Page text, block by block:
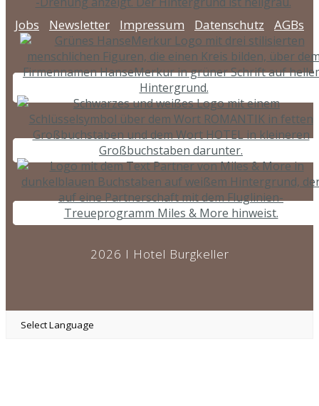
Jobs Newsletter Impressum Datenschutz AGBs
2026 I Hotel Burgkeller